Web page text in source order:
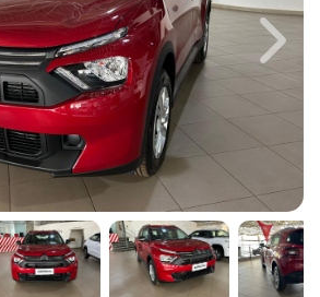
Next